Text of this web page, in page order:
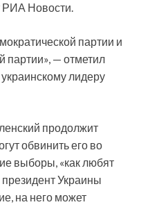
РИА Новости.
партии и
партии», — отметил
лидеру
продолжит
обвинить его во
выборы, «как любят
Украины
на него может